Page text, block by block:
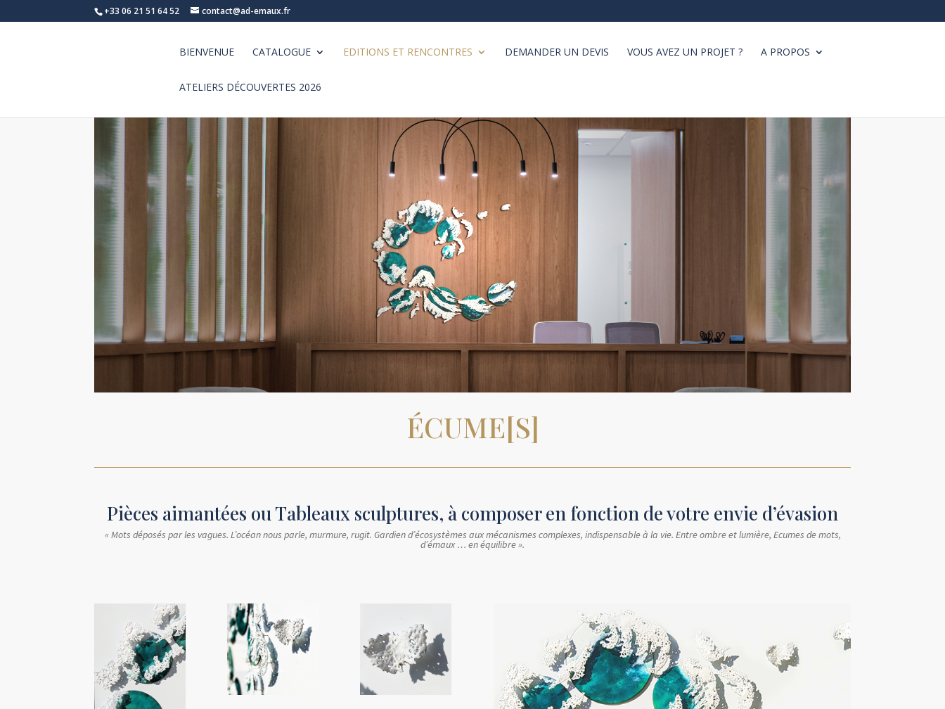
+33 06 21 51 64 52 contact@ad-emaux.fr
BIENVENUE CATALOGUE EDITIONS ET RENCONTRES DEMANDER UN DEVIS VOUS AVEZ UN PROJET ? A PROPOS
ATELIERS DÉCOUVERTES 2026
ÉCUME[S]
Pièces aimantées ou Tableaux sculptures, à composer en fonction de votre envie d’évasion
« Mots déposés par les vagues. L’océan nous parle, murmure, rugit. Gardien d’écosystèmes aux mécanismes complexes, indispensable à la vie. Entre ombre et lumière, Ecumes de mots,
d’émaux … en équilibre ».